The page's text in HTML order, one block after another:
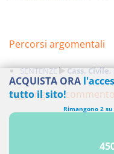
Percorsi argomentali
SENTENZE Cass. Civile,
Aggiungi un commento
ACQUISTA ORA
tutto il sito!
Rimangono 2